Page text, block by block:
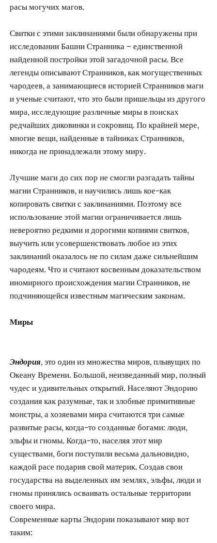
расы могучих магов.
Свитки с этими заклинаниями были обнаружены при
исследовании Башни Странника – единственной
найденной постройки этой загадочной расы. Все
легенды описывают Странников, как могущественных
чародеев, а занимающиеся историей Странников маги
и ученые считают, что это были пришельцы из другого
мира, исследующие различные миры в поисках
редчайших диковинки и сокровищ. По крайней мере,
многие вещи, найденные в тайниках Странников,
никогда не принадлежали этому миру.
Лучшие маги до сих пор не смогли разгадать тайны
магии Странников, и научились лишь кое-как
копировать свитки с заклинаниями. Поэтому все
использование этой магии ограничивается лишь
невероятно редкими и дорогими копиями свитков,
выучить или усовершенствовать любое из этих
заклинаний оказалось не по силам даже сильнейшим
чародеям. Что и считают косвенным доказательством
иномирного происхождения магии Странников, не
подчиняющейся известным магическим законам.
Миры
Эндория, это один из множества миров, плывущих по
Океану Времени. Большой, неизведанный мир, полный
чудес и удивительных открытий. Населяют Эндорию
создания как разумные, так и злобные примитивные
монстры, а хозяевами мира считаются три самые
развитые расы, когда-то созданные богами: люди,
эльфы и гномы. Когда-то, населяя этот мир
существами, боги поступили весьма дальновидно,
каждой расе подарив свой материк. Создав свои
государства на выделенных им землях, эльфы, люди и
гномы принялись осваивать остальные территории
своего мира.
Современные карты Эндории показывают мир вот
таким: